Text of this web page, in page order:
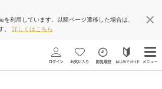
利用しています。以降ページ遷移した場合は、
。 詳しくはこちら